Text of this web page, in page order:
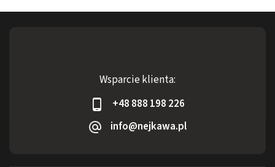
Wsparcie klienta:
+48 888 198 226
info@nejkawa.pl